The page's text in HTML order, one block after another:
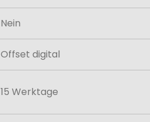
Nein
Offset digital
15 Werktage